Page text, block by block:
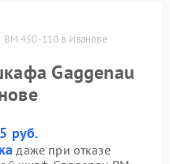
BM 450-110 в Иванове
Gaggenau
руб.
даже при отказе